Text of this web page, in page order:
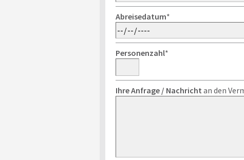
Abreisedatum*
Personenzahl*
Ihre Anfrage / Nachricht an den